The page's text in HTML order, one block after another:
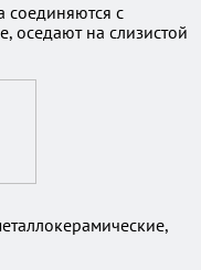
соединяются с
оседают на слизистой